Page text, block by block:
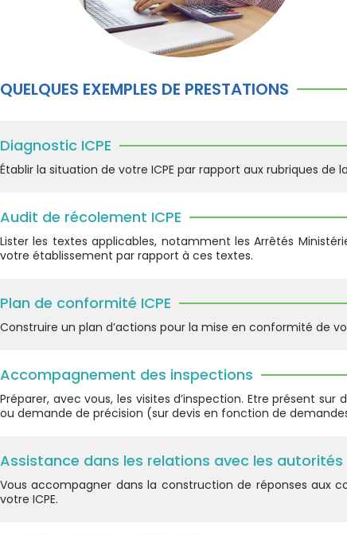
QUELQUES EXEMPLES DE PRESTATIONS
Diagnostic ICPE
Établir la situation de votre ICPE par rapport aux rubriques de
Audit de récolement ICPE
Lister les textes applicables, notamment les Arrêtés
votre établissement par rapport à ces textes.
Plan de conformité ICPE
Construire un plan d’actions pour la mise en conformité de
Accompagnement des inspections
Préparer, avec vous, les visites d’inspection. Etre présent
ou demande de précision (sur devis en fonction de
Assistance dans les relations avec les autorités
Vous accompagner dans la construction de réponses aux
votre ICPE.